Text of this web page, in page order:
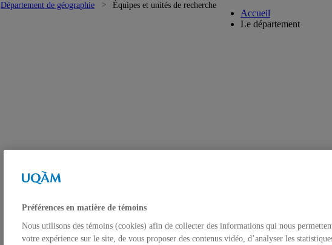
Département de géographie Équipes et unités de recherche
Accueil
Le département
Préférences en matière de témoins
Nous utilisons des témoins (cookies) afin de collecter des informations qui nous
votre expérience sur le site, de vous proposer des contenus vidéo, d’analyser les